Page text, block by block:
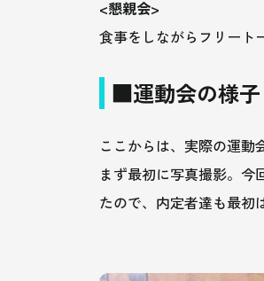
<懇親会>
食事をしながらフリート
■運動会の様子
ここからは、実際の運動
まず最初に写真撮影。今
たので、内定者達も最初